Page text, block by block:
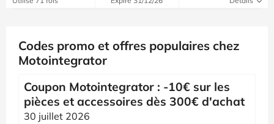
Codes promo et offres populaires chez
Motointegrator
Coupon Motointegrator : -10€ sur les
pièces et accessoires dès 300€ d'achat
30 juillet 2026